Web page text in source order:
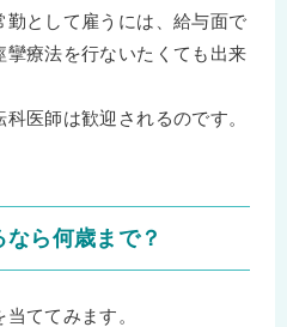
勤として雇うには、給与面で
療法を行ないたくても出来
医師は歓迎されるのです。
ら何歳まで？
ててみます。